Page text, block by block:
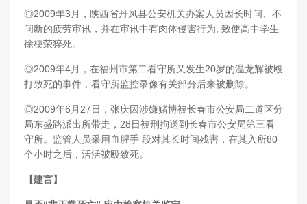
◎2009年3月，陕西省丹凤县公安机关办案人员因长时间、不
间断的疲劳审讯，并在审讯中有肉体侵害行为, 致使高中学生
徐梗荣猝死。
◎2009年4月，在福州市第二看守所又发生20岁的温龙辉被殴
打致死的事件，看守所监控录像有关部分后来被删除。
◎2009年6月27日，张庆因涉嫌赌博被长春市公安局二道区分
局东盛路派出所带走，28日被刑拘送到长春市公安局第三看
守所。监管人员采用血腥手 段对其长时间残害，在其入所80
个小时之后，活活被殴致死。
【建言】